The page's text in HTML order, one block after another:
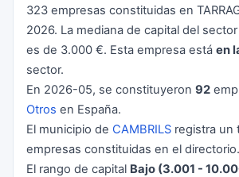
323 empresas constituidas en
2026. La mediana de capital del sector
es de 3.000 €. Esta empresa está en
sector.
En 2026-05, se constituyeron 92
Otros en España.
El municipio de CAMBRILS registra un
empresas constituidas en el directorio.
El rango de capital Bajo (3.001 -